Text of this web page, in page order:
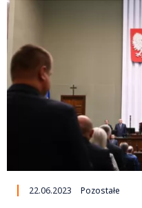
22.06.2023 Pozostałe